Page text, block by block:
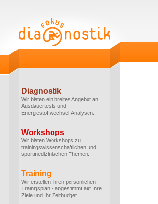
Diagnostik
Wir bieten ein breites Angebot an
Ausdauertests und
Energiestoffwechsel-Analysen.
Workshops
Wir bieten Workshops zu
trainingswissenschaftlichen und
sportmedizinischen Themen.
Training
Wir erstellen Ihren persönlichen
Trainigsplan - abgestimmt auf Ihre
Ziele und Ihr Zeitbudget.